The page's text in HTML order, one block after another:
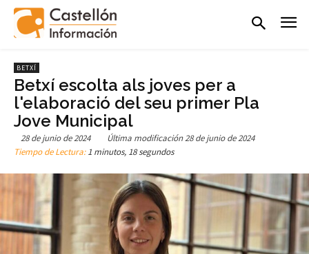
BETXÍ
Betxí escolta als joves per a
l'elaboració del seu primer Pla
Jove Municipal
28 de junio de 2024 Última modificación28 de junio de 2024
Tiempo de Lectura:1 minutos, 18 segundos